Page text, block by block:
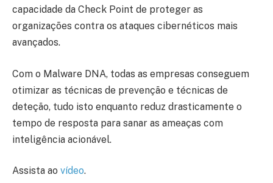
capacidade da Check Point de proteger as
organizações contra os ataques cibernéticos mais
avançados.
Com o Malware DNA, todas as empresas conseguem
otimizar as técnicas de prevenção e técnicas de
deteção, tudo isto enquanto reduz drasticamente o
tempo de resposta para sanar as ameaças com
inteligência acionável.
Assista ao vídeo.